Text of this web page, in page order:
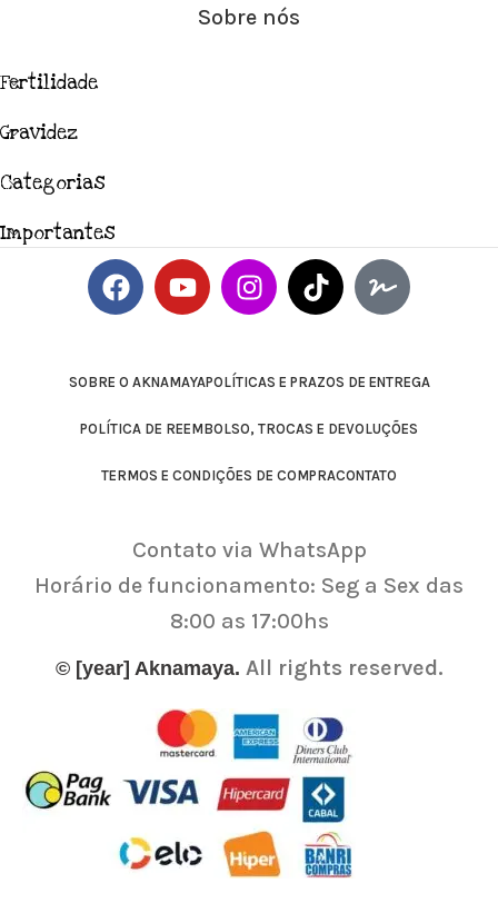
Sobre nós
Fertilidade
Gravidez
Categorias
Importantes
SOBRE O AKNAMAYAPOLÍTICAS E PRAZOS DE ENTREGA
POLÍTICA DE REEMBOLSO, TROCAS E DEVOLUÇÕES
TERMOS E CONDIÇÕES DE COMPRACONTATO
Contato via WhatsApp
Horário de funcionamento: Seg a Sex das
8:00 as 17:00hs
© [year] Aknamaya. All rights reserved.